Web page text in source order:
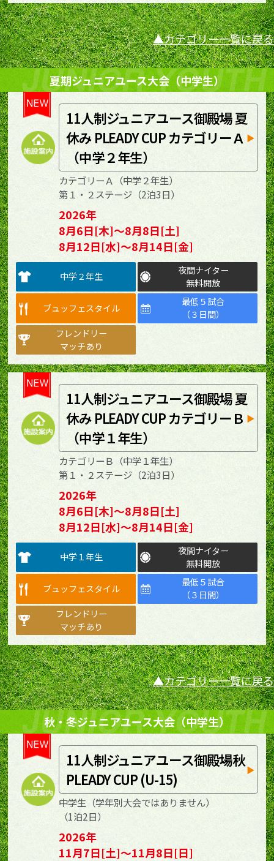
カテゴリー一覧に戻る
夏期ジュニアユース大会（中学生）
11人制ジュニアユース御殿場 夏
休み PLEADY CUP カテゴリーＡ
（中学２年生）
カテゴリーＡ（中学２年生）
第１・２ステージ（2泊3日）
2026年
8月6日[木]～8月8日[土]
8月12日[水]～8月14日[金]
中学２年生
夜間ナイター
無料開放
ブュッフェスタイル
最低５試合
（３日間）
フレンドリー
マッチあり
11人制ジュニアユース御殿場 夏
休み PLEADY CUP カテゴリーＢ
（中学１年生）
カテゴリーＢ（中学１年生）
第１・２ステージ（2泊3日）
2026年
8月6日[木]～8月8日[土]
8月12日[水]～8月14日[金]
中学１年生
夜間ナイター
無料開放
ブュッフェスタイル
最低５試合
（３日間）
フレンドリー
マッチあり
カテゴリー一覧に戻る
秋・冬ジュニアユース大会（中学生）
11人制ジュニアユース御殿場秋
PLEADY CUP (U-15)
中学生（学年別大会ではありません）
（1泊2日）
2026年
11月7日[土]～11月8日[日]